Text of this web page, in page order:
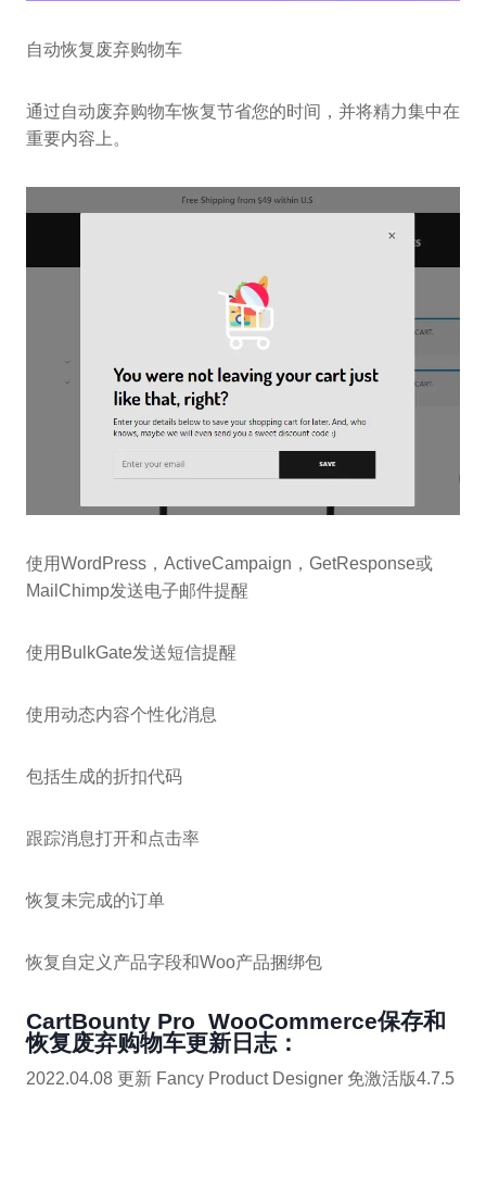
自动恢复废弃购物车
通过自动废弃购物车恢复节省您的时间，并将精力集中在
重要内容上。
使用WordPress，ActiveCampaign，GetResponse或
MailChimp发送电子邮件提醒
使用BulkGate发送短信提醒
使用动态内容个性化消息
包括生成的折扣代码
跟踪消息打开和点击率
恢复未完成的订单
恢复自定义产品字段和Woo产品捆绑包
CartBounty Pro WooCommerce保存和
恢复废弃购物车更新日志：
2022.04.08 更新 Fancy Product Designer 免激活版4.7.5